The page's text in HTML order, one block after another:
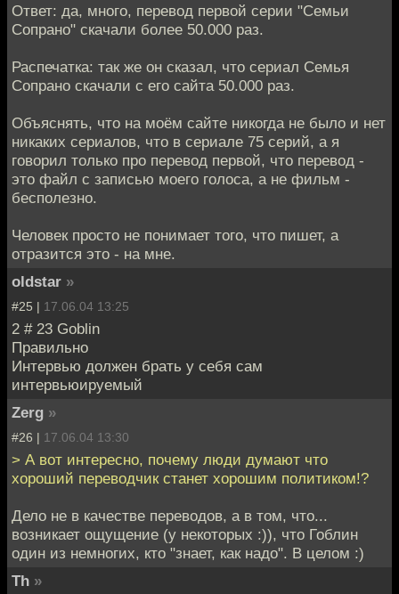
Ответ: да, много, перевод первой серии "Семьи
Сопрано" скачали более 50.000 раз.
Распечатка: так же он сказал, что сериал Семья
Сопрано скачали с его сайта 50.000 раз.
Объяснять, что на моём сайте никогда не было и нет
никаких сериалов, что в сериале 75 серий, а я
говорил только про перевод первой, что перевод -
это файл с записью моего голоса, а не фильм -
бесполезно.
Человек просто не понимает того, что пишет, а
отразится это - на мне.
oldstar »
#25 | 17.06.04 13:25
2 # 23 Goblin
Правильно
Интервью должен брать у себя сам
интервьюируемый
Zerg »
#26 | 17.06.04 13:30
> А вот интересно, почему люди думают что
хороший переводчик станет хорошим политиком!?
Дело не в качестве переводов, а в том, что...
возникает ощущение (у некоторых :)), что Гоблин
один из немногих, кто "знает, как надо". В целом :)
Th »